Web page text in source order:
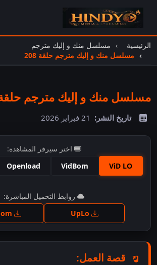
الرئيسية
مسلسل منك و إليك مترجم
مسلسل منك و إليك مترجم حلقة 208
مسلسل منك و إليك مترجم حلقة
تاريخ النشر: 21 فبراير 2026
اختر سيرفر المشاهدة:
ViD LO
VidBom
Openload
اضغط للمشاهدة
روابط التحميل المباشرة:
قصة العمل: